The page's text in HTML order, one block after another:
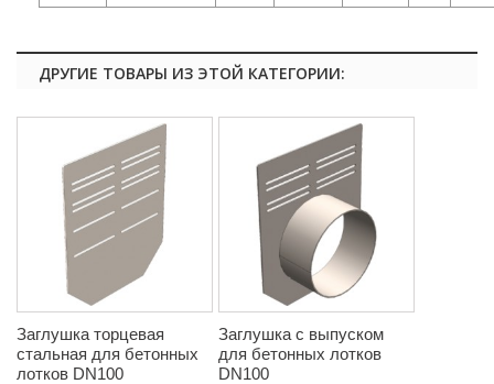
ДРУГИЕ ТОВАРЫ ИЗ ЭТОЙ КАТЕГОРИИ:
Заглушка торцевая
стальная для бетонных
лотков DN100
Заглушка с выпуском
для бетонных лотков
DN100